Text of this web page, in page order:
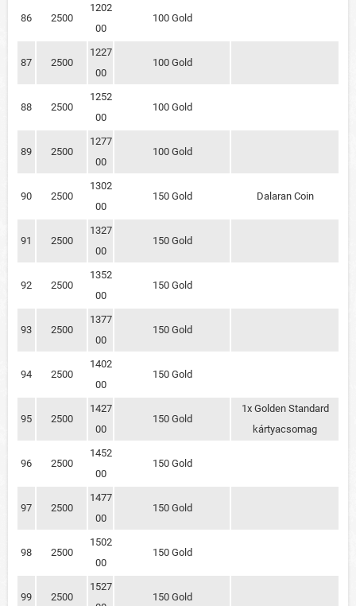
86 2500
1202
00
100 Gold
87 2500
1227
00
100 Gold
88 2500
1252
00
100 Gold
89 2500
1277
00
100 Gold
90 2500
1302
00
150 Gold Dalaran Coin
91 2500
1327
00
150 Gold
92 2500
1352
00
150 Gold
93 2500
1377
00
150 Gold
94 2500
1402
00
150 Gold
95 2500
1427
00
150 Gold
1x Golden Standard
kártyacsomag
96 2500
1452
00
150 Gold
97 2500
1477
00
150 Gold
98 2500
1502
00
150 Gold
99 2500
1527
150 Gold